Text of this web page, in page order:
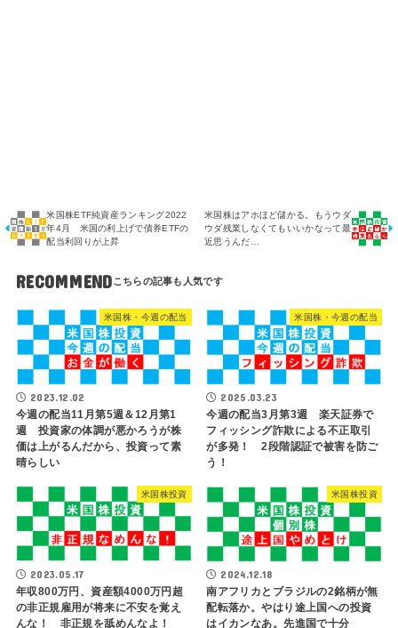
米国株ETF純資産ランキング2022
年4月 米国の利上げで債券ETFの
配当利回りが上昇
米国株はアホほど儲かる。もうウダ
ウダ残業しなくてもいいかなって最
近思うんだ…
RECOMMEND
米国株・今週の配当
2023.12.02
今週の配当11月第5週＆12月第1
週 投資家の体調が悪かろうが株
価は上がるんだから、投資って素
晴らしい
米国株・今週の配当
2025.03.23
今週の配当3月第3週 楽天証券で
フィッシング詐欺による不正取引
が多発！ 2段階認証で被害を防ご
う！
米国株投資
2023.05.17
年収800万円、資産額4000万円超
の非正規雇用が将来に不安を覚え
んな！ 非正規を舐めんなよ！
米国株投資
2024.12.18
南アフリカとブラジルの2銘柄が無
配転落か。やはり途上国への投資
はイカンなあ。先進国で十分